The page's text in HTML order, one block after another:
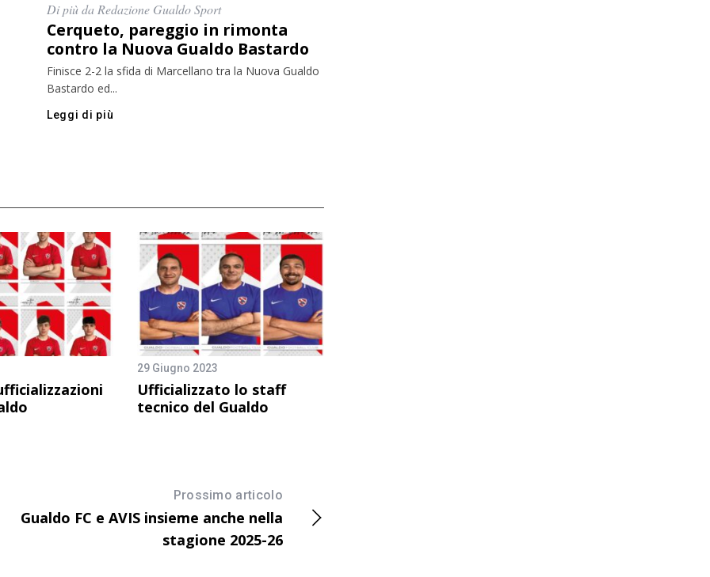
Di più da Redazione Gualdo Sport
Cerqueto, pareggio in rimonta
contro la Nuova Gualdo Bastardo
Finisce 2-2 la sfida di Marcellano tra la Nuova Gualdo
Bastardo ed...
Leggi di più
29 Giugno 2023
Ufficializzato lo staff
tecnico del Gualdo
Prossimo articolo
Gualdo FC e AVIS insieme anche nella
stagione 2025-26